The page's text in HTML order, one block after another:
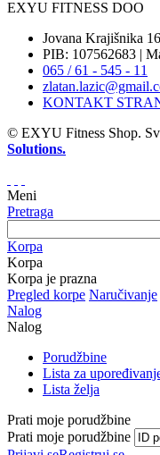
EXYU FITNESS DOO
Jovana Krajišnika
PIB: 107562683 |
065 / 61 - 545 - 11
KONTAKT
© EXYU Fitness Shop.
Solutions.
Meni
Pretraga
Korpa
Korpa
Korpa je prazna
Pregled korpe Naručivanje
Nalog
Nalog
Porudžbine
Lista za
Lista želja
Prati moje porudžbine
Prati moje porudžbine